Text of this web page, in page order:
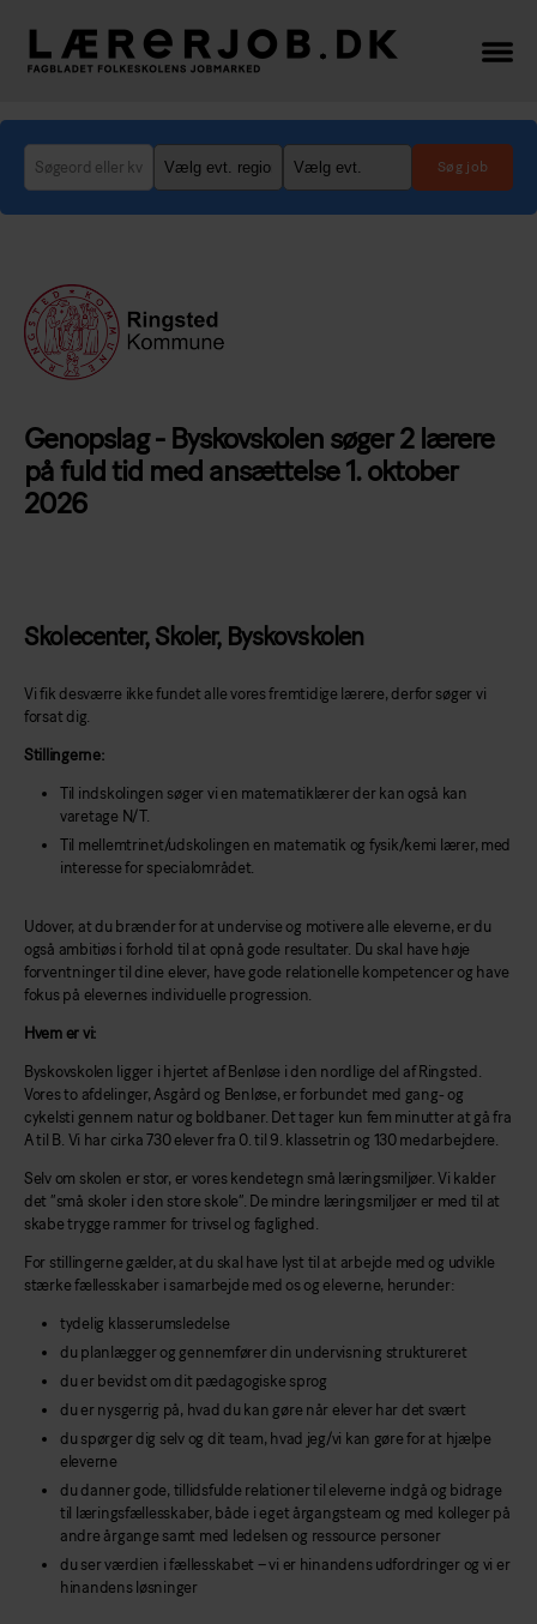
-
her
finder
du
de
og
lederjob
Genopslag - Byskovskolen søger 2 lærere
på fuld tid med ansættelse 1. oktober
2026
Skolecenter, Skoler, Byskovskolen
Vi fik desværre ikke fundet alle vores fremtidige lærere, derfor søger vi
forsat dig.
Stillingerne:
Til indskolingen søger vi en matematiklærer der kan også kan
varetage N/T.
Til mellemtrinet/udskolingen en matematik og fysik/kemi lærer, med
interesse for specialområdet.
Udover, at du brænder for at undervise og motivere alle eleverne, er du
også ambitiøs i forhold til at opnå gode resultater. Du skal have høje
forventninger til dine elever, have gode relationelle kompetencer og have
fokus på elevernes individuelle progression.
Hvem er vi:
Byskovskolen ligger i hjertet af Benløse i den nordlige del af Ringsted.
Vores to afdelinger, Asgård og Benløse, er forbundet med gang- og
cykelsti gennem natur og boldbaner. Det tager kun fem minutter at gå fra
A til B. Vi har cirka 730 elever fra 0. til 9. klassetrin og 130 medarbejdere.
Selv om skolen er stor, er vores kendetegn små læringsmiljøer. Vi kalder
det ”små skoler i den store skole”. De mindre læringsmiljøer er med til at
skabe trygge rammer for trivsel og faglighed.
For stillingerne gælder, at du skal have lyst til at arbejde med og udvikle
stærke fællesskaber i samarbejde med os og eleverne, herunder:
tydelig klasserumsledelse
du planlægger og gennemfører din undervisning struktureret
du er bevidst om dit pædagogiske sprog
du er nysgerrig på, hvad du kan gøre når elever har det svært
du spørger dig selv og dit team, hvad jeg/vi kan gøre for at hjælpe
eleverne
du danner gode, tillidsfulde relationer til eleverne indgå og bidrage
til læringsfællesskaber, både i eget årgangsteam og med kolleger på
andre årgange samt med ledelsen og ressource personer
du ser værdien i fællesskabet – vi er hinandens udfordringer og vi er
hinandens løsninger